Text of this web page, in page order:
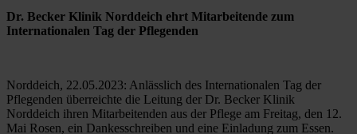
Dr. Becker Klinik Norddeich ehrt Mitarbeitende zum
Internationalen Tag der Pflegenden
Norddeich, 22.05.2023: Anlässlich des Internationalen Tag der
Pflegenden überreichte die Leitung der Dr. Becker Klinik
Norddeich ihren Mitarbeitenden aus der Pflege am Freitag, den 12.
Mai Rosen, ein Dankesschreiben und eine Einladung zum Essen.